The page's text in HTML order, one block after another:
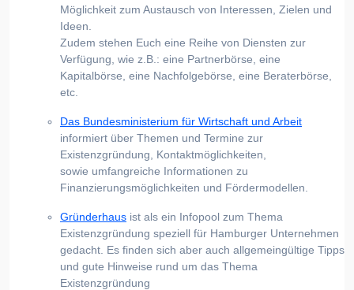
Möglichkeit zum Austausch von Interessen, Zielen und
Ideen.
Zudem stehen Euch eine Reihe von Diensten zur
Verfügung, wie z.B.: eine Partnerbörse, eine
Kapitalbörse, eine Nachfolgebörse, eine Beraterbörse,
etc.
Das Bundesministerium für Wirtschaft und Arbeit
informiert über Themen und Termine zur
Existenzgründung, Kontaktmöglichkeiten,
sowie umfangreiche Informationen zu
Finanzierungsmöglichkeiten und Fördermodellen.
Gründerhaus ist als ein Infopool zum Thema
Existenzgründung speziell für Hamburger Unternehmen
gedacht. Es finden sich aber auch allgemeingültige Tipps
und gute Hinweise rund um das Thema
Existenzgründung